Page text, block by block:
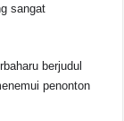
sangat
berjudul
penonton